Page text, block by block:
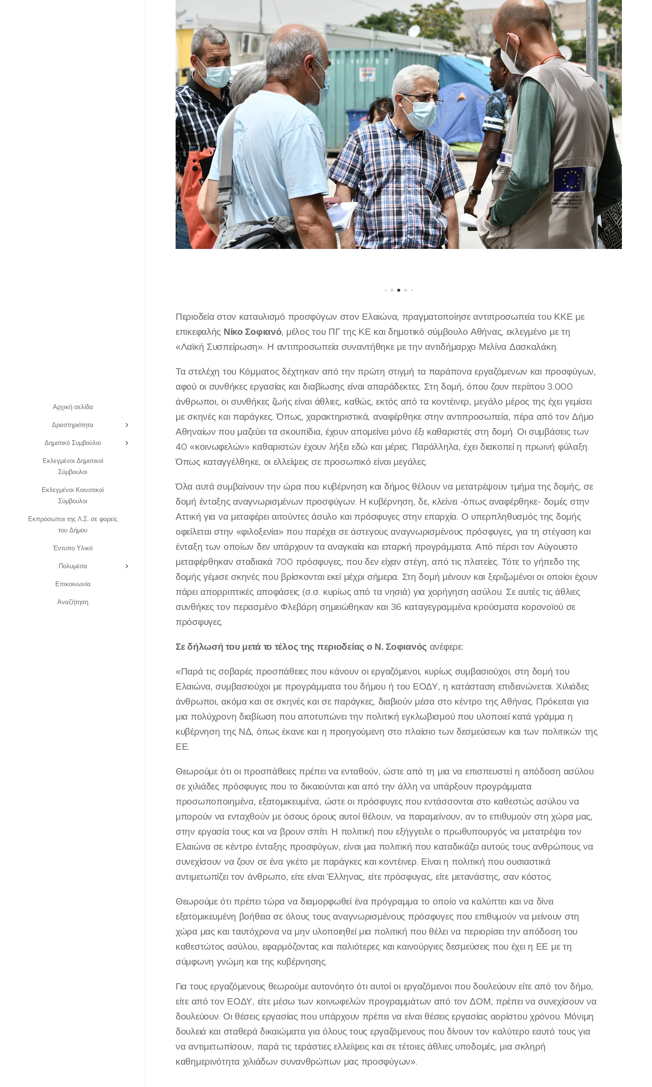
Αρχική σελίδα
Δραστηριότητα
Δημοτικό Συμβούλιο
Εκλεγμένοι Δημοτικοί
Σύμβουλοι
Εκλεγμένοι Κοινοτικοί
Σύμβουλοι
Εκπρόσωποι της Λ.Σ. σε φορείς
του Δήμου
Έντυπο Υλικό
Πολυμέσα
Επικοινωνία
Αναζήτηση
Περιοδεία στον καταυλισμό προσφύγων στον Ελαιώνα, πραγματοποίησε αντιπροσωπεία του ΚΚΕ με
επικεφαλής Νίκο Σοφιανό, μέλος του ΠΓ της ΚΕ και δημοτικό σύμβουλο Αθήνας, εκλεγμένο με τη
«Λαϊκή Συσπείρωση». Η αντιπροσωπεία συναντήθηκε με την αντιδήμαρχο Μελίνα Δασκαλάκη.
Τα στελέχη του Κόμματος δέχτηκαν από την πρώτη στιγμή τα παράπονα εργαζόμενων και προσφύγων,
αφού οι συνθήκες εργασίας και διαβίωσης είναι απαράδεκτες. Στη δομή, όπου ζουν περίπου 3.000
άνθρωποι, οι συνθήκες ζωής είναι άθλιες, καθώς, εκτός από τα κοντέινερ, μεγάλο μέρος της έχει γεμίσει
με σκηνές και παράγκες. Όπως, χαρακτηριστικά, αναφέρθηκε στην αντιπροσωπεία, πέρα από τον Δήμο
Αθηναίων που μαζεύει τα σκουπίδια, έχουν απομείνει μόνο έξι καθαριστές στη δομή. Οι συμβάσεις των
40 «κοινωφελών» καθαριστών έχουν λήξει εδώ και μέρες. Παράλληλα, έχει διακοπεί η πρωινή φύλαξη.
Όπως καταγγέλθηκε, οι ελλείψεις σε προσωπικό είναι μεγάλες.
Όλα αυτά συμβαίνουν την ώρα που κυβέρνηση και δήμος θέλουν να μετατρέψουν τμήμα της δομής, σε
δομή ένταξης αναγνωρισμένων προσφύγων. Η κυβέρνηση, δε, κλείνει -όπως αναφέρθηκε- δομές στην
Αττική για να μεταφέρει αιτούντες άσυλο και πρόσφυγες στην επαρχία. Ο υπερπληθυσμός της δομής
οφείλεται στην «φιλοξενία» που παρέχει σε άστεγους αναγνωρισμένους πρόσφυγες, για τη στέγαση και
ένταξη των οποίων δεν υπάρχουν τα αναγκαία και επαρκή προγράμματα. Από πέρσι τον Αύγουστο
μεταφέρθηκαν σταδιακά 700 πρόσφυγες, που δεν είχαν στέγη, από τις πλατείες. Τότε το γήπεδο της
δομής γέμισε σκηνές που βρίσκονται εκεί μέχρι σήμερα. Στη δομή μένουν και ξεριζωμένοι οι οποίοι έχουν
πάρει απορριπτικές αποφάσεις (σ.σ. κυρίως από τα νησιά) για χορήγηση ασύλου. Σε αυτές τις άθλιες
συνθήκες τον περασμένο Φλεβάρη σημειώθηκαν και 36 καταγεγραμμένα κρούσματα κορονοϊού σε
πρόσφυγες.
Σε δήλωσή του μετά το τέλος της περιοδείας ο Ν. Σοφιανός ανέφερε:
«Παρά τις σοβαρές προσπάθειες που κάνουν οι εργαζόμενοι, κυρίως συμβασιούχοι, στη δομή του
Ελαιώνα, συμβασιούχοι με προγράμματα του δήμου ή του ΕΟΔΥ, η κατάσταση επιδεινώνεται. Χιλιάδες
άνθρωποι, ακόμα και σε σκηνές και σε παράγκες, διαβιούν μέσα στο κέντρο της Αθήνας. Πρόκειται για
μια πολύχρονη διαβίωση που αποτυπώνει την πολιτική εγκλωβισμού που υλοποιεί κατά γράμμα η
κυβέρνηση της ΝΔ, όπως έκανε και η προηγούμενη στο πλαίσιο των δεσμεύσεων και των πολιτικών της
ΕΕ.
Θεωρούμε ότι οι προσπάθειες πρέπει να ενταθούν, ώστε από τη μια να επισπευστεί η απόδοση ασύλου
σε χιλιάδες πρόσφυγες που το δικαιούνται και από την άλλη να υπάρξουν προγράμματα
προσωποποιημένα, εξατομικευμένα, ώστε οι πρόσφυγες που εντάσσονται στο καθεστώς ασύλου να
μπορούν να ενταχθούν με όσους όρους αυτοί θέλουν, να παραμείνουν, αν το επιθυμούν στη χώρα μας,
στην εργασία τους και να βρουν σπίτι. Η πολιτική που εξήγγειλε ο πρωθυπουργός να μετατρέψει τον
Ελαιώνα σε κέντρο ένταξης προσφύγων, είναι μια πολιτική που καταδικάζει αυτούς τους ανθρώπους να
συνεχίσουν να ζουν σε ένα γκέτο με παράγκες και κοντέινερ. Είναι η πολιτική που ουσιαστικά
αντιμετωπίζει τον άνθρωπο, είτε είναι Έλληνας, είτε πρόσφυγας, είτε μετανάστης, σαν κόστος.
Θεωρούμε ότι πρέπει τώρα να διαμορφωθεί ένα πρόγραμμα το οποίο να καλύπτει και να δίνει
εξατομικευμένη βοήθεια σε όλους τους αναγνωρισμένους πρόσφυγες που επιθυμούν να μείνουν στη
χώρα μας και ταυτόχρονα να μην υλοποιηθεί μια πολιτική που θέλει να περιορίσει την απόδοση του
καθεστώτος ασύλου, εφαρμόζοντας και παλιότερες και καινούργιες δεσμεύσεις που έχει η ΕΕ με τη
σύμφωνη γνώμη και της κυβέρνησης.
Για τους εργαζόμενους θεωρούμε αυτονόητο ότι αυτοί οι εργαζόμενοι που δουλεύουν είτε από τον δήμο,
είτε από τον ΕΟΔΥ, είτε μέσω των κοινωφελών προγραμμάτων από τον ΔΟΜ, πρέπει να συνεχίσουν να
δουλεύουν. Οι θέσεις εργασίας που υπάρχουν πρέπει να είναι θέσεις εργασίας αορίστου χρόνου. Μόνιμη
δουλειά και σταθερά δικαιώματα για όλους τους εργαζόμενους που δίνουν τον καλύτερο εαυτό τους για
να αντιμετωπίσουν, παρά τις τεράστιες ελλείψεις και σε τέτοιες άθλιες υποδομές, μια σκληρή
καθημερινότητα χιλιάδων συνανθρώπων μας προσφύγων».